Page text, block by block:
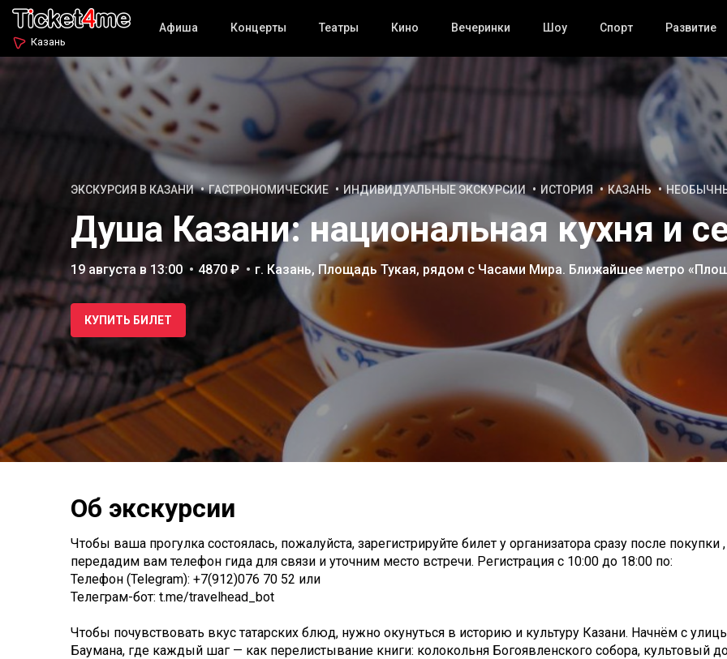
Казань
Афиша Концерты Театры Кино Вечеринки Шоу Спорт Развитие
ЭКСКУРСИЯ В КАЗАНИ ГАСТРОНОМИЧЕСКИЕ ИНДИВИДУАЛЬНЫЕ ЭКСКУРСИИ ИСТОРИЯ КАЗАНЬ
Душа Казани: национальная кухня и
19 августа в 13:00 4870 ₽ г. Казань, Площадь Тукая, рядом с Часами Мира. Ближайшее метро
КУПИТЬ БИЛЕТ
Об экскурсии
Чтобы ваша прогулка состоялась, пожалуйста, зарегистрируйте билет у организатора сразу после покупки
передадим вам телефон гида для связи и уточним место встречи. Регистрация с 10:00 до 18:00 по:
Телефон (Telegram): +7(912)076 70 52 или
Телеграм-бот: t.me/travelhead_bot
Чтобы почувствовать вкус татарских блюд, нужно окунуться в историю и культуру Казани. Начнём с
Баумана, где каждый шаг — как перелистывание книги: колокольня Богоявленского собора, культовый